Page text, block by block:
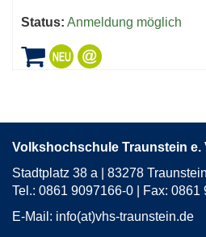
Status: Anmeldung möglich
Volkshochschule Traunstein e.
Stadtplatz 38 a | 83278 Traunstein
Tel.: 0861 9097166-0 | Fax: 0861
E-Mail: info(at)vhs-traunstein.de